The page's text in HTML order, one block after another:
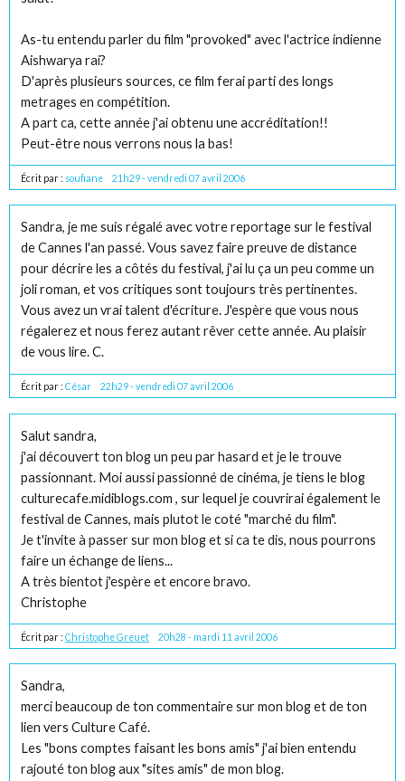
As-tu entendu parler du film "provoked" avec l'actrice indienne
Aishwarya rai?
D'après plusieurs sources, ce film ferai parti des longs
metrages en compétition.
A part ca, cette année j'ai obtenu une accréditation!!
Peut-être nous verrons nous la bas!
Écrit par : soufiane 21h29-vendredi 07 avril 2006
Sandra, je me suis régalé avec votre reportage sur le festival
de Cannes l'an passé. Vous savez faire preuve de distance
pour décrire les a côtés du festival, j'ai lu ça un peu comme un
joli roman, et vos critiques sont toujours très pertinentes.
Vous avez un vrai talent d'écriture. J'espère que vous nous
régalerez et nous ferez autant rêver cette année. Au plaisir
de vous lire. C.
Écrit par :César 22h29-vendredi 07 avril 2006
Salut sandra,
j'ai découvert ton blog un peu par hasard et je le trouve
passionnant. Moi aussi passionné de cinéma, je tiens le blog
culturecafe.midiblogs.com , sur lequel je couvrirai également le
festival de Cannes, mais plutot le coté "marché du film".
Je t'invite à passer sur mon blog et si ca te dis, nous pourrons
faire un échange de liens...
A très bientot j'espère et encore bravo.
Christophe
Écrit par :Christophe Greuet 20h28 - mardi 11 avril 2006
Sandra,
merci beaucoup de ton commentaire sur mon blog et de ton
lien vers Culture Café.
Les "bons comptes faisant les bons amis" j'ai bien entendu
rajouté ton blog aux "sites amis" de mon blog.